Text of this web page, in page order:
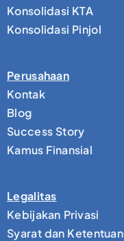
Konsolidasi KTA
Konsolidasi Pinjol
Perusahaan
Kontak
Blog
Success Story
Kamus Finansial
Legalitas
Kebijakan Privasi
Syarat dan Ketentuan